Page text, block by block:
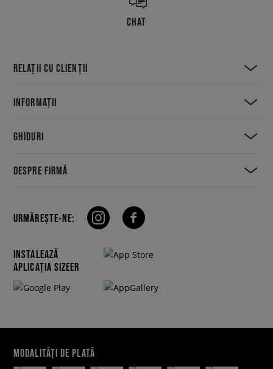
CHAT
RELAȚII CU CLIENȚII
INFORMAȚII
GHIDURI
DESPRE FIRMĂ
URMĂREȘTE-NE:
INSTALEAZĂ
APLICAȚIA SIZEER
MODALITĂȚI DE PLATĂ